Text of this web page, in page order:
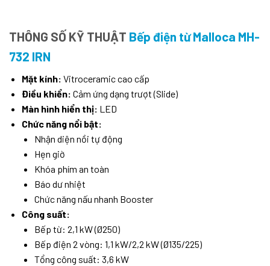
THÔNG SỐ KỸ THUẬT Bếp điện từ Malloca MH-
732 IRN
Mặt kính: Vitroceramic cao cấp
Điều khiển: Cảm ứng dạng trượt (Slide)
Màn hình hiển thị: LED
Chức năng nổi bật:
Nhận diện nồi tự động
Hẹn giờ
Khóa phím an toàn
Báo dư nhiệt
Chức năng nấu nhanh Booster
Công suất:
Bếp từ: 2,1 kW (Ø250)
Bếp điện 2 vòng: 1,1 kW/2,2 kW (Ø135/225)
Tổng công suất: 3,6 kW